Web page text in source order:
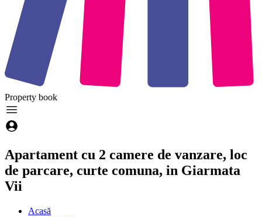
Property book
Apartament cu 2 camere de vanzare, loc
de parcare, curte comuna, in Giarmata
Vii
Acasă